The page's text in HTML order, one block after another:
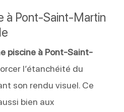
à Pont-Saint-Martin
piscine à Pont-Saint-
l’étanchéité du
son rendu visuel. Ce
bien aux